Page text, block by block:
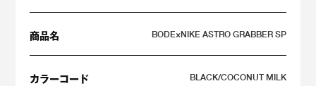
商品名 BODE×NIKE ASTRO GRABBER SP
カラーコード BLACK/COCONUT MILK